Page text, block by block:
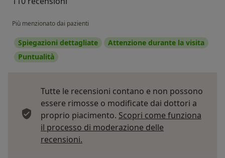
Più menzionato dai pazienti
Spiegazioni dettagliate
Attenzione durante la visita
Puntualità
Tutte le recensioni contano e non possono
essere rimosse o modificate dai dottori a
proprio piacimento. Scopri come funziona
il processo di moderazione delle
recensioni.